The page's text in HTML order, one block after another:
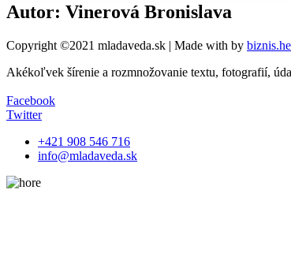
Autor: Vinerová Bronislava
Copyright ©2021 mladaveda.sk | Made with by
Akékoľvek šírenie a rozmnožovanie textu, fotografií,
Facebook
Twitter
+421 908 546 716
info@mladaveda.sk